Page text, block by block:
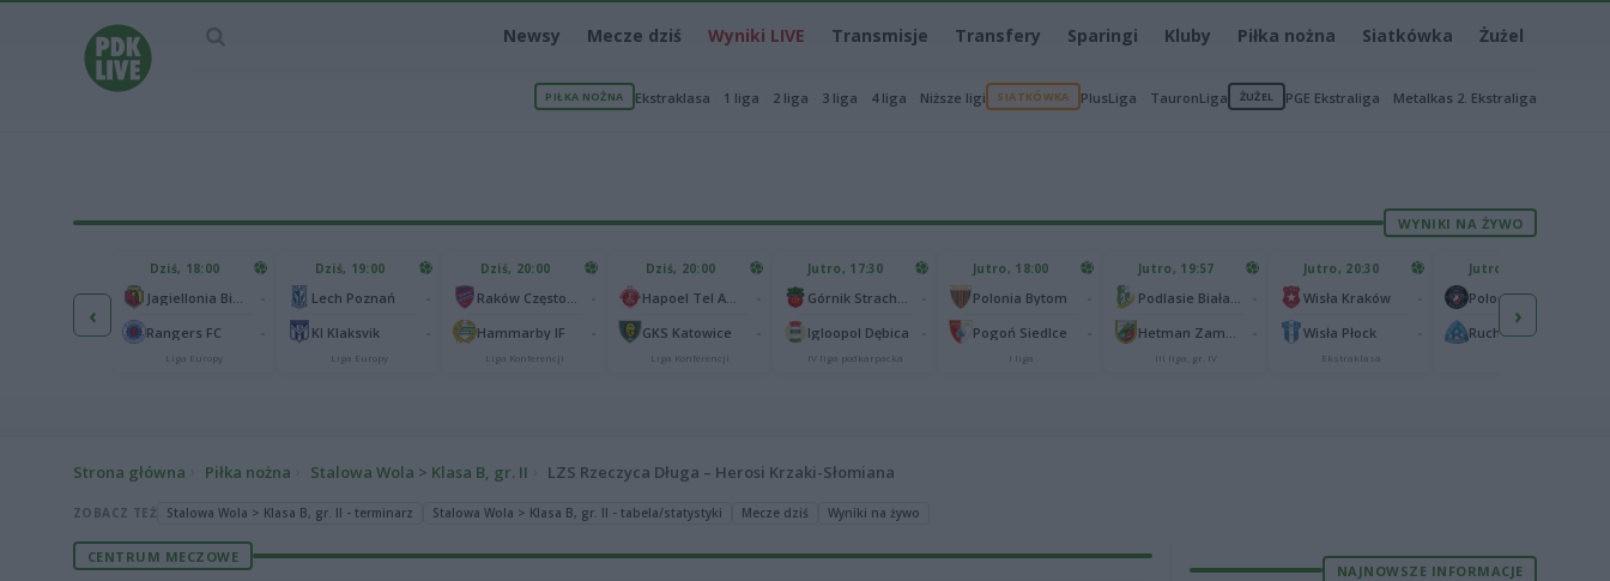
Newsy Mecze dziś Wyniki LIVE Transmisje Transfery Sparingi Kluby Piłka nożna Siatkówka Żużel
PIŁKA NOŻNA Ekstraklasa 1 liga 2 liga 3 liga 4 liga Niższe ligi SIATKÓWKA PlusLiga TauronLiga ŻUŻEL PGE Ekstraliga Metalkas 2. Ekstraliga
WYNIKI NA ŻYWO
‹
Ferencvaros Budapeszt 1
Zabrze 0
Dziś, 18:00
Rangers FC
Liga Europy
Dziś, 19:00
Lech Poznań
KI Klaksvik
Liga Europy
Dziś, 20:00
Hammarby IF
Liga Konferencji
Dziś, 20:00
GKS Katowice
Liga Konferencji
Jutro, 17:30
Igloopol Dębica
IV liga podkarpacka
Jutro, 18:00
Polonia Bytom
Pogoń Siedlce
I liga
Jutro, 19:57
III liga, gr. IV
Jutro, 20:30
Wisła Kraków
Wisła Płock
Ekstraklasa
Jutro, 20:30
Ruch Chorzów
›
Strona główna Piłka nożna Stalowa Wola > Klasa B, gr. II LZS Rzeczyca Długa – Herosi Krzaki-Słomiana
ZOBACZ TEŻ Stalowa Wola > Klasa B, gr. II - terminarz Stalowa Wola > Klasa B, gr. II - tabela/statystyki Mecze dziś Wyniki na żywo
CENTRUM MECZOWE
NAJNOWSZE INFORMACJE